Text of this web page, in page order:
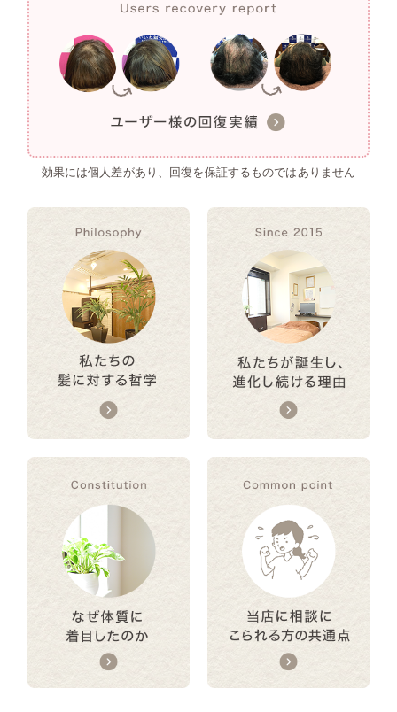
効果には個人差があり、回復を保証するものではありません